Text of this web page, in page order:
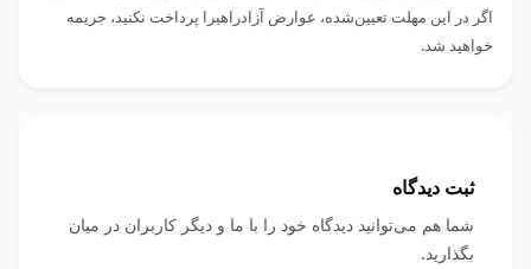
اگر در این مهلت تعیین‌شده، عوارض آزادراهیرا پرداخت نکنید، جریمه
خواهید شد.
ثبت دیدگاه
شما هم می‌توانید دیدگاه خود را با ما و دیگر کاربران در میان
بگذارید.